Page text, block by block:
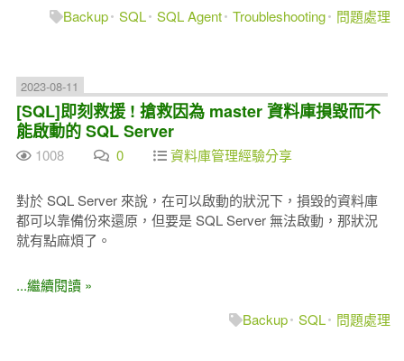
Backup SQL SQL Agent Troubleshooting 問題處理
2023-08-11
[SQL]即刻救援 ! 搶救因為 master 資料庫損毀而不
能啟動的 SQL Server
1008 0 資料庫管理經驗分享
對於 SQL Server 來說，在可以啟動的狀況下，損毀的資料庫
都可以靠備份來還原，但要是 SQL Server 無法啟動，那狀況
就有點麻煩了。
...繼續閱讀 »
Backup SQL 問題處理